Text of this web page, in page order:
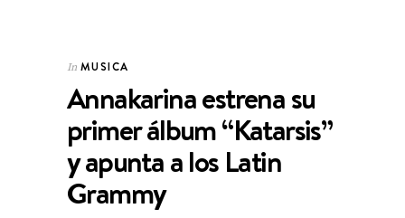
In MUSICA
Annakarina estrena su
primer álbum “Katarsis”
y apunta a los Latin
Grammy